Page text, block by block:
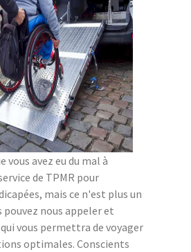
vous avez eu du mal à
de TPMR pour
mais ce n'est plus un
pouvez nous appeler et
vous permettra de voyager
optimales. Conscients